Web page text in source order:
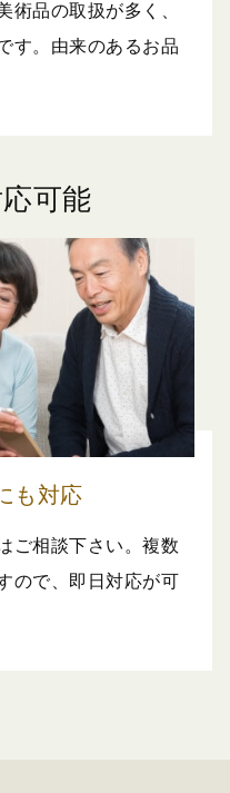
術品の取扱が多く、
す。由来のあるお品
可能
も対応
ご相談下さい。複数
ので、即日対応が可